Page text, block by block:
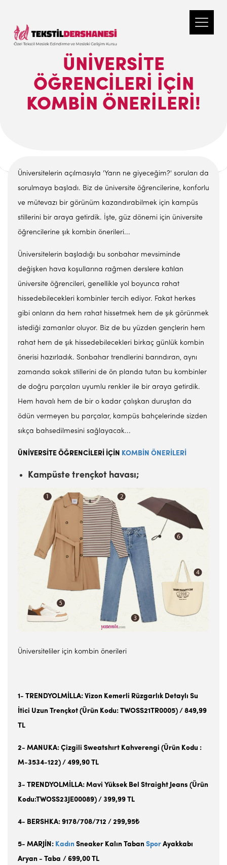
ÜNIVERSITE
ÖĞRENCILERI IÇIN
KOMBIN ÖNERILERI!
Üniversitelerin açılmasıyla 'Yarın ne giyeceğim?' soruları da
sorulmaya başladı. Biz de üniversite öğrencilerine, konforlu
ve mütevazı bir görünüm kazandırabilmek için kampüs
stillerini bir araya getirdik. İşte, güz dönemi için üniversite
öğrencilerine şık kombin önerileri...
Üniversitelerin başladığı bu sonbahar mevsiminde
değişken hava koşullarına rağmen derslere katılan
üniversite öğrencileri, genellikle yol boyunca rahat
hissedebilecekleri kombinler tercih ediyor. Fakat herkes
gibi onların da hem rahat hissetmek hem de şık görünmek
istediği zamanlar oluyor. Biz de bu yüzden gençlerin hem
rahat hem de şık hissedebilecekleri birkaç günlük kombin
önerisi hazırladık. Sonbahar trendlerini barındıran, aynı
zamanda sokak stillerini de ön planda tutan bu kombinler
de doğru parçaları uyumlu renkler ile bir araya getirdik.
Hem havalı hem de bir o kadar çalışkan duruştan da
ödün vermeyen bu parçalar, kampüs bahçelerinde sizden
sıkça bahsedilmesini sağlayacak...
ÜNİVERSİTE ÖĞRENCİLERİ İÇİN KOMBİN ÖNERİLERİ
Kampüste trençkot havası;
Üniversiteliler için kombin önerileri
1- TRENDYOLMİLLA: Vizon Kemerli Rüzgarlık Detaylı Su
İtici Uzun Trençkot (Ürün Kodu: TWOSS21TR0005) / 849,99
TL
2- MANUKA: Çizgili Sweatshırt Kahverengi (Ürün Kodu :
M-3534-122) / 499,90 TL
3- TRENDYOLMİLLA: Mavi Yüksek Bel Straight Jeans (Ürün
Kodu:TWOSS23JE00089) / 399,99 TL
4- BERSHKA: 9178/708/712 / 299,95₺
5- MARJİN: Kadın Sneaker Kalın Taban Spor Ayakkabı
Aryan - Taba / 699,00 TL